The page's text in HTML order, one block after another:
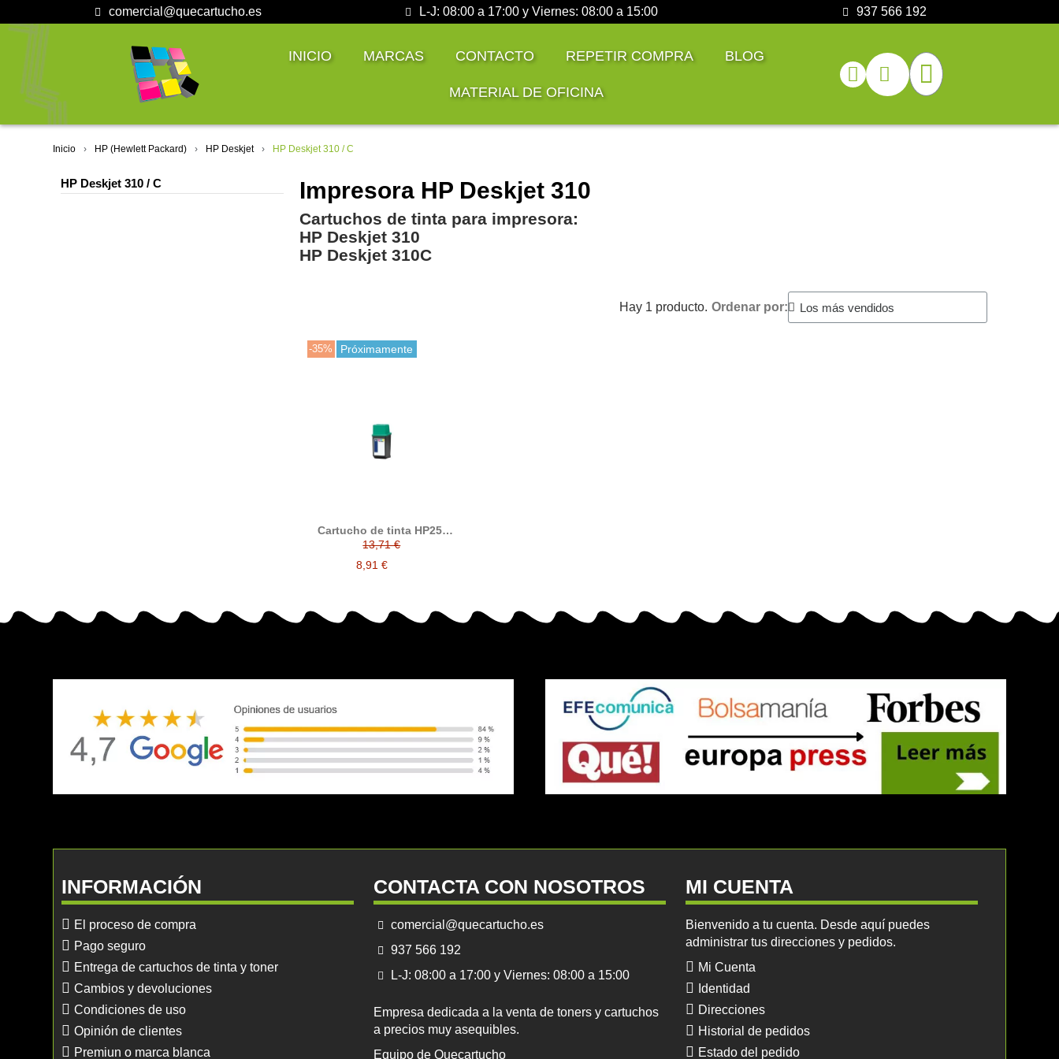
comercial@quecartucho.es L-J: 08:00 a 17:00 y Viernes: 08:00 a 15:00 937 566 192
INICIO MARCAS CONTACTO REPETIR COMPRA BLOG
MATERIAL DE OFICINA
Inicio HP (Hewlett Packard) HP Deskjet HP Deskjet 310 / C
HP Deskjet 310 / C Impresora HP Deskjet 310
Cartuchos de tinta para impresora:
HP Deskjet 310
HP Deskjet 310C
Hay 1 producto. Ordenar por:
-35% Próximamente
Cartucho de tinta HP25,
compatible con hp
51625AE, tricolor
13,71 €
8,91 €
INFORMACIÓN
El proceso de compra
Pago seguro
Entrega de cartuchos de tinta y toner
Cambios y devoluciones
Condiciones de uso
Opinión de clientes
Premiun o marca blanca
CONTACTA CON NOSOTROS
comercial@quecartucho.es
937 566 192
L-J: 08:00 a 17:00 y Viernes: 08:00 a 15:00
Empresa dedicada a la venta de toners y cartuchos
a precios muy asequibles.
Equipo de Quecartucho
MI CUENTA
Bienvenido a tu cuenta. Desde aquí puedes
administrar tus direcciones y pedidos.
Mi Cuenta
Identidad
Direcciones
Historial de pedidos
Estado del pedido